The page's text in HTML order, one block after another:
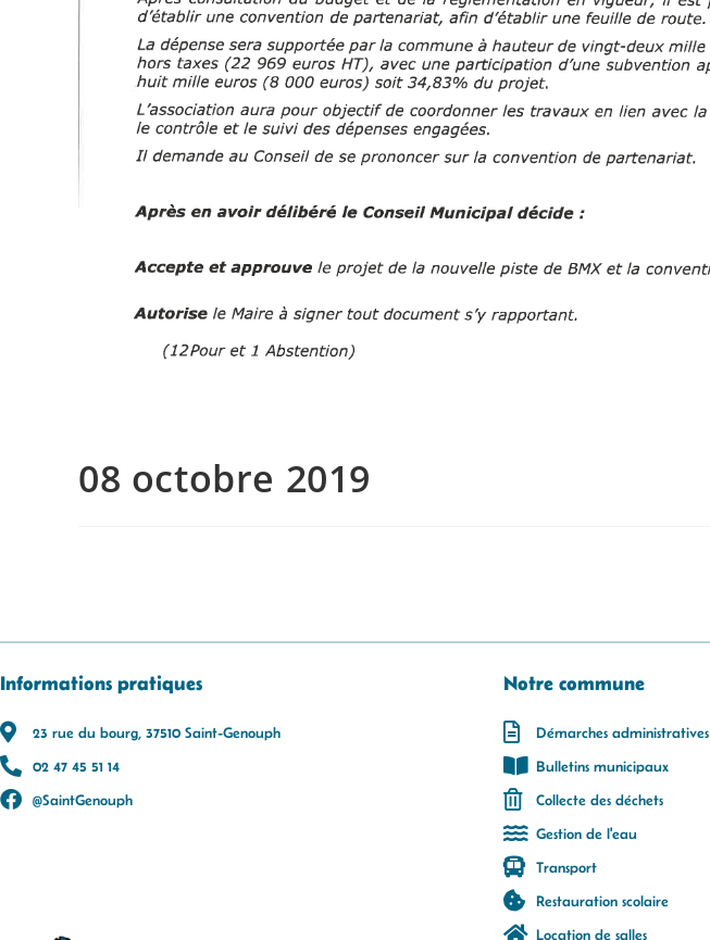
08 octobre 2019
Informations pratiques
23 rue du bourg, 37510 Saint-Genouph
02 47 45 51 14
@SaintGenouph
Notre commune
Démarches administratives
Bulletins municipaux
Collecte des déchets
Gestion de l'eau
Transport
Restauration scolaire
Location de salles